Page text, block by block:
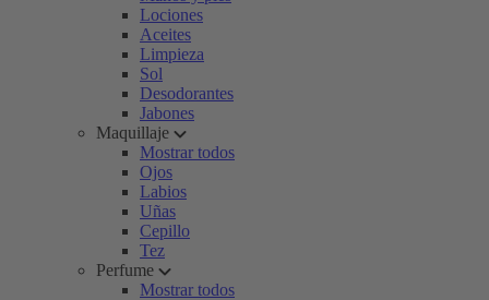
Lociones
Aceites
Limpieza
Sol
Desodorantes
Jabones
Maquillaje
Mostrar todos
Ojos
Labios
Uñas
Cepillo
Tez
Perfume
Mostrar todos